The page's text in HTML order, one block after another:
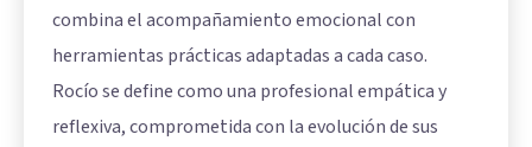
combina el acompañamiento emocional con
herramientas prácticas adaptadas a cada caso.
Rocío se define como una profesional empática y
reflexiva, comprometida con la evolución de sus